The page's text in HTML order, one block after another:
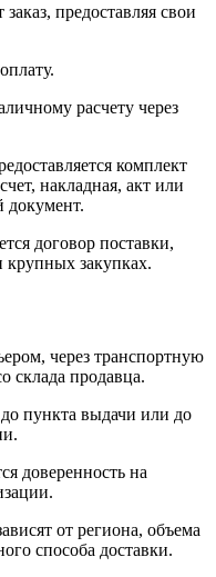
предоставляя свои
расчету через
комплект
накладная, акт или
документ.
договор поставки,
крупных закупках.
через транспортную
склада продавца.
пункта выдачи или до
доверенность на
от региона, объема
способа доставки.